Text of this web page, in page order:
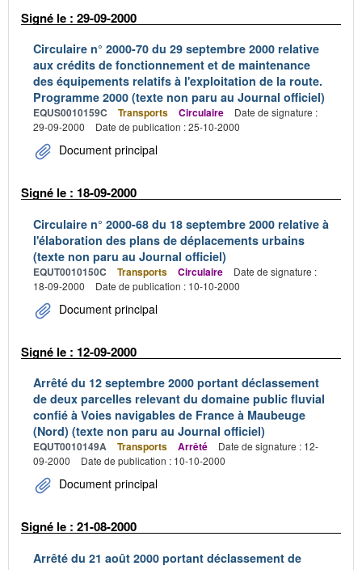
Signé le : 29-09-2000
Circulaire n° 2000-70 du 29 septembre 2000 relative
aux crédits de fonctionnement et de maintenance
des équipements relatifs à l'exploitation de la route.
Programme 2000 (texte non paru au Journal officiel)
EQUS0010159C Transports Circulaire
Date de signature :
29-09-2000
Date de publication : 25-10-2000
Document principal
Signé le : 18-09-2000
Circulaire n° 2000-68 du 18 septembre 2000 relative à
l'élaboration des plans de déplacements urbains
(texte non paru au Journal officiel)
EQUT0010150C Transports Circulaire
Date de signature :
18-09-2000
Date de publication : 10-10-2000
Document principal
Signé le : 12-09-2000
Arrêté du 12 septembre 2000 portant déclassement
de deux parcelles relevant du domaine public fluvial
confié à Voies navigables de France à Maubeuge
(Nord) (texte non paru au Journal officiel)
EQUT0010149A Transports Arrêté
Date de signature : 12-
09-2000
Date de publication : 10-10-2000
Document principal
Signé le : 21-08-2000
Arrêté du 21 août 2000 portant déclassement de